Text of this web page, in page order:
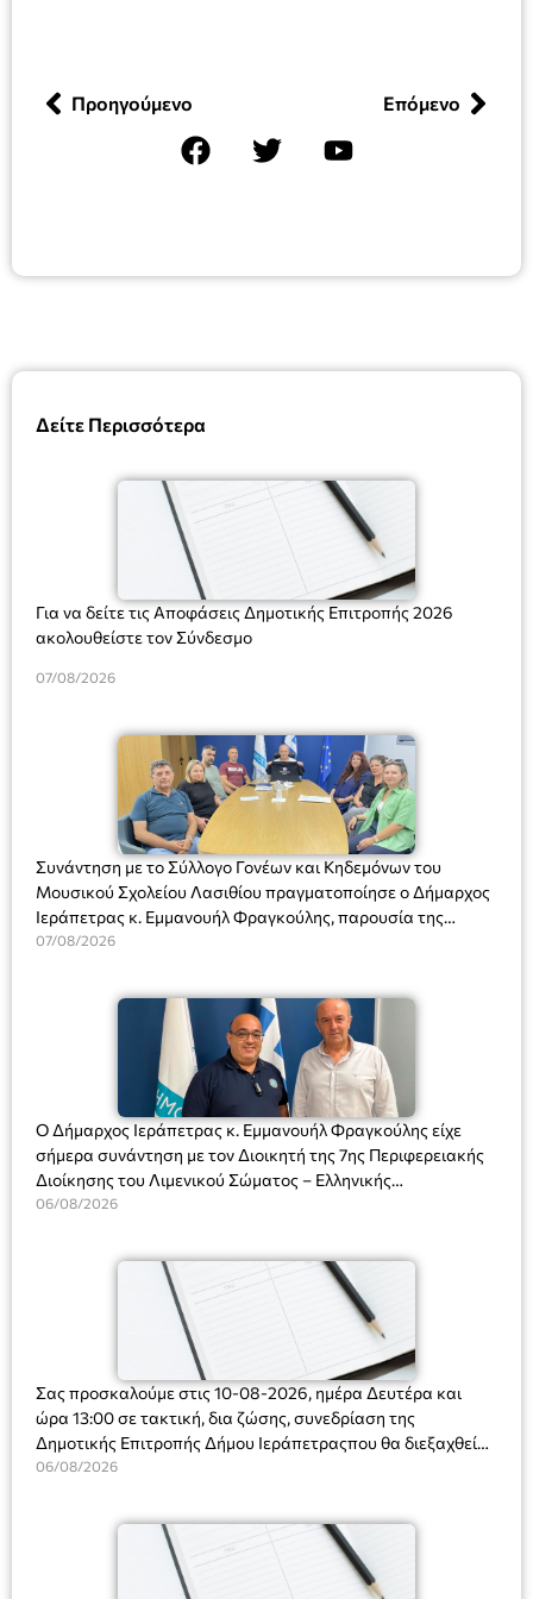
Δείτε Περισσότερα
Για να δείτε τις Αποφάσεις Δημοτικής Επιτροπής 2026
ακολουθείστε τον Σύνδεσμο
07/08/2026
Συνάντηση με το Σύλλογο Γονέων και Κηδεμόνων του
Μουσικού Σχολείου Λασιθίου πραγματοποίησε ο Δήμαρχος
Ιεράπετρας κ. Εμμανουήλ Φραγκούλης, παρουσία της
Διευθύντριας του σχολείου κας Μαριάννας Χαΐτα.
07/08/2026
Ο Δήμαρχος Ιεράπετρας κ. Εμμανουήλ Φραγκούλης είχε
σήμερα συνάντηση με τον Διοικητή της 7ης Περιφερειακής
Διοίκησης του Λιμενικού Σώματος – Ελληνικής
Ακτοφυλακής (Λ.Σ.-ΕΛ.ΑΚΤ.), Αρχιπλοίαρχο Λ.Σ. κ. Ιωάννη
06/08/2026
Σας προσκαλούμε στις 10-08-2026, ημέρα Δευτέρα και
ώρα 13:00 σε τακτική, δια ζώσης, συνεδρίαση της
Δημοτικής Επιτροπής Δήμου Ιεράπετραςπου θα διεξαχθεί
στο Δημοτικό Κατάστημα, Δημοκρατίας 31 στην αίθουσα
και λήψη αποφάσεων στα παρακάτω θέματα:
06/08/2026
Προηγούμενο Επόμενο